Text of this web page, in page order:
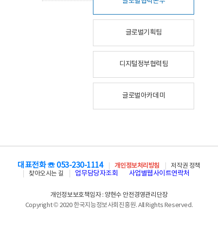
글로벌기획팀
디지털정부협력팀
글로벌아카데미
대표전화 ☏ 053-230-1114 개인정보처리방침
저작권 정책
찾아오시는 길
업무담당자조회 사업별웹사이트연락처
개인정보보호책임자 : 양현수 안전경영관리단장
Copyright © 2020 한국지능정보사회진흥원. All Rights Reserved.